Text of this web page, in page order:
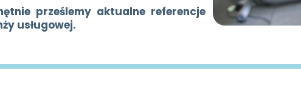
prześlemy aktualne referencje
usługowej.